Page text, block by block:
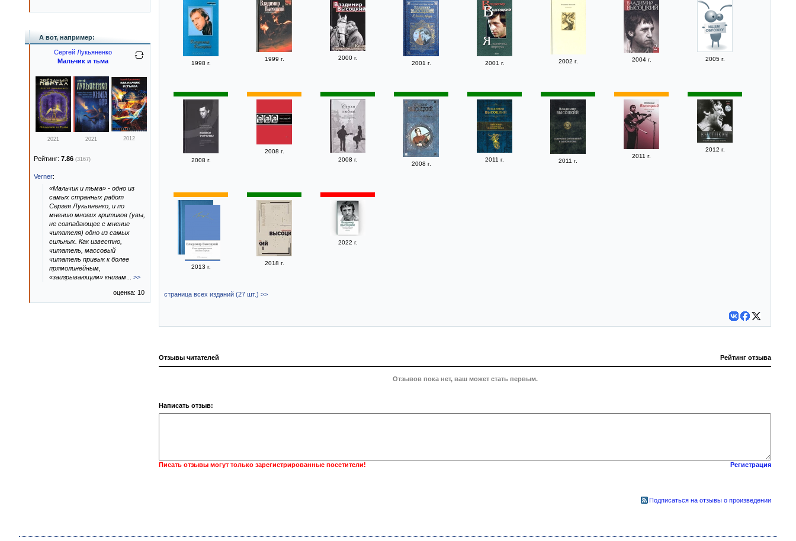
1998 г.
1999 г.
2000 г.
2001 г.
2001 г. 2002 г. 2004 г. 2005 г.
2008 г.
2008 г.
2008 г.
2008 г.
2011 г. 2011 г.
2011 г.
2012 г.
2013 г.
2018 г.
2022 г.
страница всех изданий (27 шт.) >>
Отзывы читателей Рейтинг отзыва
Отзывов пока нет, ваш может стать первым.
Написать отзыв:
Писать отзывы могут только зарегистрированные посетители! Регистрация
Подписаться на отзывы о произведении
А вот, например:
Сергей Лукьяненко
Мальчик и тьма
2021 2021 2012
Рейтинг: 7.86 (3167)
Verner:
«Мальчик и тьма» - одно из
самых странных работ
Сергея Лукьяненко, и по
мнению многих критиков (увы,
не совпадающее с мнение
читателя) одно из самых
сильных. Как известно,
читатель, массовый
читатель привык к более
прямолинейным,
«заигрывающим» книгам
>>
оценка: 10